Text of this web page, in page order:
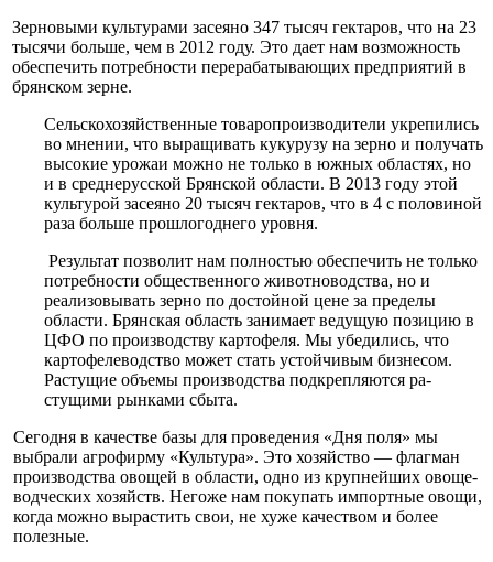
Зерновыми культурами засея­но 347 тысяч гектаров, что на 23
тысячи больше, чем в 2012 году. Это дает нам возможность
обес­печить потребности перерабаты­вающих предприятий в
брянском зерне.
Сельскохозяйственные товаропроизводители укре­пились
во мнении, что выра­щивать кукурузу на зерно и получать
высокие урожаи можно не только в южных областях, но
и в среднерус­ской Брянской области. В 2013 году этой
культурой за­сеяно 20 тысяч гектаров, что в 4 с половиной
раза боль­ше прошлогоднего уровня.
Результат позволит нам пол­ностью обеспечить не толь­ко
потребности обществен­ного животноводства, но и
реализовывать зерно по до­стойной цене за пределы
области. Брянская область занимает ведущую позицию в
ЦФО по производству картофе­ля. Мы убедились, что
картофе­леводство может стать устойчи­вым бизнесом.
Растущие объемы производства подкрепляются ра­
стущими рынками сбыта.
Сегодня в качестве базы для проведения «Дня поля» мы
выбрали агрофирму «Культу­ра». Это хозяйство — флагман
производства овощей в облас­ти, одно из крупнейших овоще­
водческих хозяйств. Негоже нам покупать импортные ово­щи,
когда можно вырастить свои, не хуже качеством и бо­лее
полезные.